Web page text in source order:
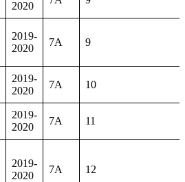
2020
2019-
2020
7A 9
2019-
2020
7A 10
2019-
2020
7A 11
2019-
2020
7A 12